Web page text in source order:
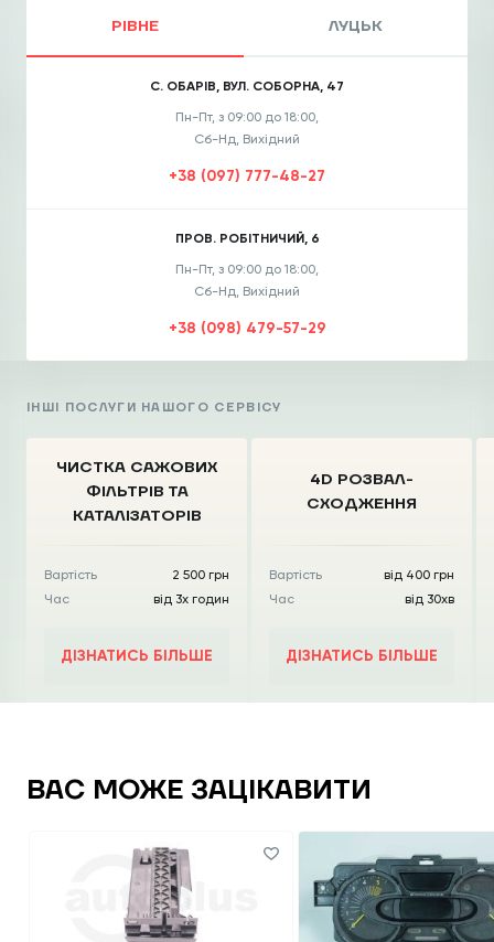
РІВНЕ ЛУЦЬК
С. ОБАРІВ, ВУЛ. СОБОРНА, 47
Пн-Пт, з 09:00 до 18:00,
Сб-Нд, Вихідний
+38 (097) 777-48-27
ПРОВ. РОБІТНИЧИЙ, 6
Пн-Пт, з 09:00 до 18:00,
Сб-Нд, Вихідний
+38 (098) 479-57-29
ІНШІ ПОСЛУГИ НАШОГО СЕРВІСУ
ЧИСТКА CАЖОВИХ
ФІЛЬТРІВ ТА
КАТАЛІЗАТОРІВ
Вартість
2 500 грн
Час
від 3х годин
ДІЗНАТИСЬ БІЛЬШЕ
4D РОЗВАЛ-
СХОДЖЕННЯ
Вартість
від 400 грн
Час
від 30хв
ДІЗНАТИСЬ БІЛЬШЕ
ВАС МОЖЕ ЗАЦІКАВИТИ